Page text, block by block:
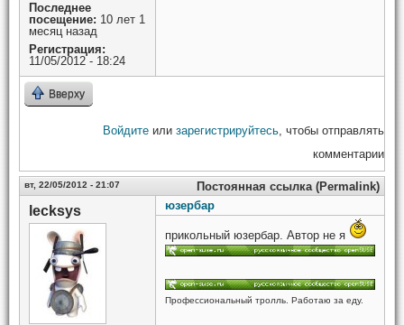
Последнее
посещение: 10 лет 1
месяц назад
Регистрация:
11/05/2012 - 18:24
Вверху
Войдите или зарегистрируйтесь, чтобы отправлять
комментарии
вт, 22/05/2012 - 21:07 Постоянная ссылка (Permalink)
lecksys юзербар
прикольный юзербар. Автор не я
Профессиональный тролль. Работаю за еду.